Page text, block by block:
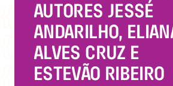
AUTORES JESSÉ
ANDARILHO,
ALVES CRUZ E
ESTEVÃO RIBEIRO